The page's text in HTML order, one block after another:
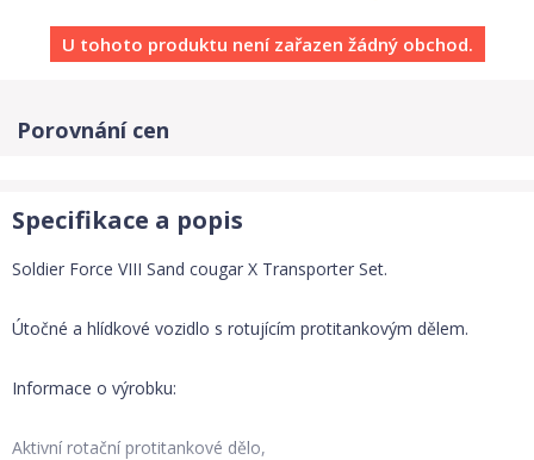
U tohoto produktu není zařazen žádný obchod.
Porovnání cen
Specifikace a popis
Soldier Force VIII Sand cougar X Transporter Set.
Útočné a hlídkové vozidlo s rotujícím protitankovým dělem.
Informace o výrobku:
Aktivní rotační protitankové dělo,